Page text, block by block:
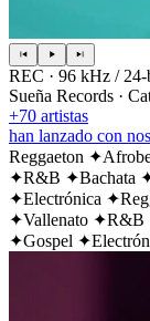
REC · 96 kHz /
Sueña Records ·
+70 artistas
han lanzado con
Reggaeton ✦
✦R&B ✦Bachata
✦Electrónica ✦
✦Vallenato ✦R&B
✦Gospel ✦